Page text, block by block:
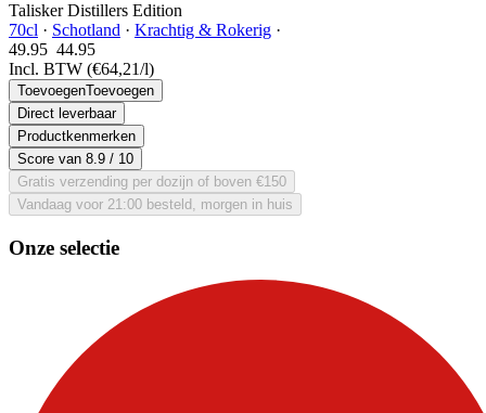
Talisker Distillers Edition
70cl · Schotland · Krachtig & Rokerig ·
49.95 44.95
Incl. BTW (€64,21/l)
ToevoegenToevoegen
Direct leverbaar
Productkenmerken
Score van 8.9 / 10
Gratis verzending per dozijn of boven €150
Vandaag voor 21:00 besteld, morgen in huis
Onze selectie